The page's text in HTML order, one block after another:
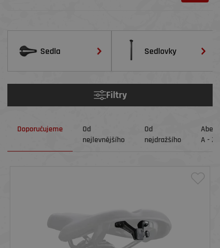
Sedla Sedlovky
Filtry
Doporučujeme
Od
nejlevnějšího
Od
nejdražšího
A - Z